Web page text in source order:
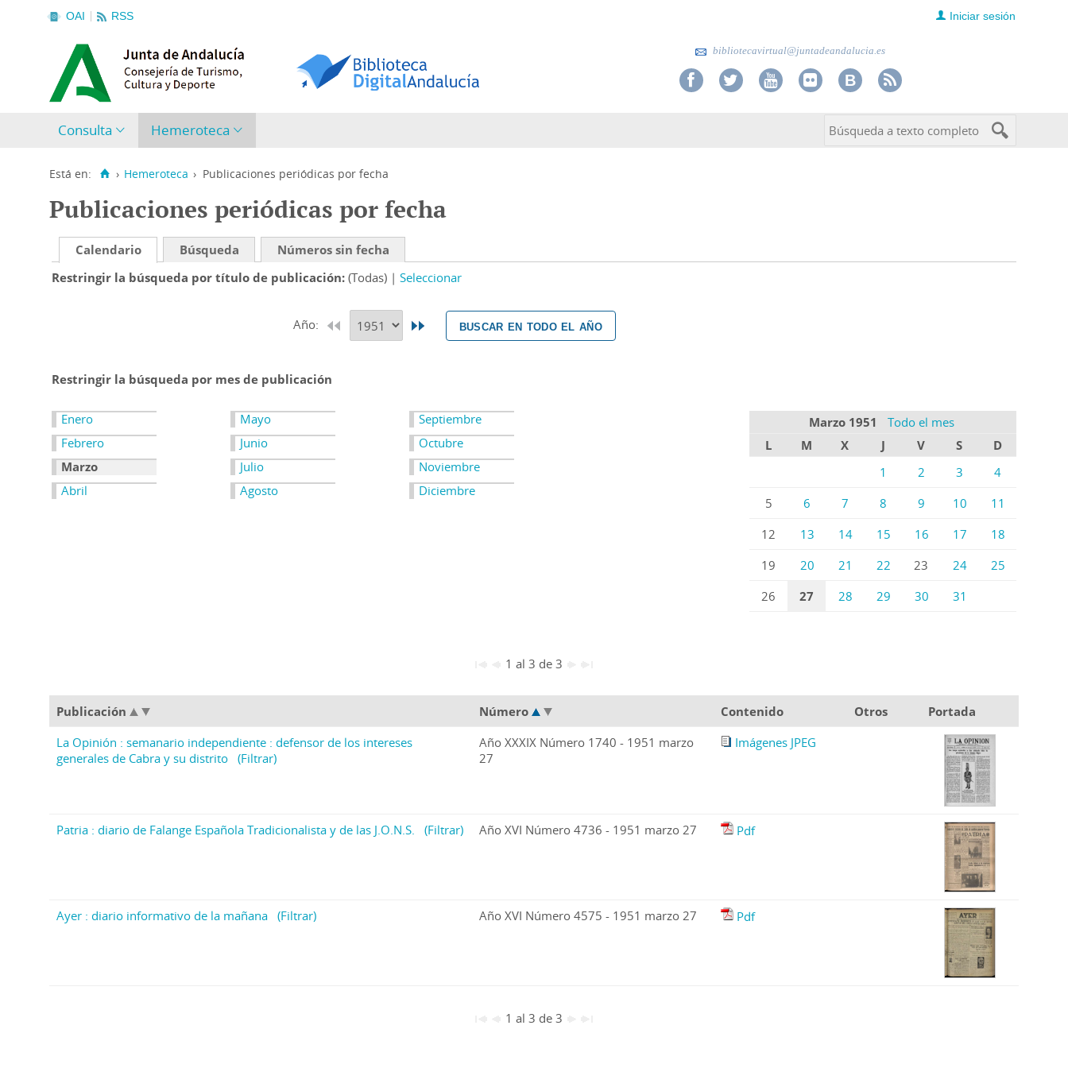
OAI RSS Iniciar sesión
bibliotecavirtual@juntadeandalucia.es
Consulta Hemeroteca
Está en: › Hemeroteca › Publicaciones periódicas por fecha
Publicaciones periódicas por fecha
Calendario Búsqueda
Números sin fecha
Restringir la búsqueda por título de publicación (Todas) Seleccionar
Año: buscar en todo el año
Restringir la búsqueda por mes de publicación
Enero
Febrero
Marzo
Abril
Mayo
Junio
Julio
Agosto
Septiembre
Octubre
Noviembre
Diciembre
Marzo 1951
Todo el mes
L
M X J V S
D
1
2 3
4
5
6 7 8 9 10
11
12
13 14 15 16 17
18
19
20 21 22 23 24
25
26
27 28 29 30 31
1 al 3 de 3
Publicación Número Contenido Otros
Portada
La Opinión : semanario independiente : defensor de los intereses
generales de Cabra y su distrito (Filtrar)
Año XXXIX Número 1740 - 1951 marzo
27
Imágenes JPEG
Patria : diario de Falange Española Tradicionalista y de las J.O.N.S. (Filtrar) Año XVI Número 4736 - 1951 marzo 27 Pdf
Ayer : diario informativo de la mañana (Filtrar) Año XVI Número 4575 - 1951 marzo 27 Pdf
1 al 3 de 3